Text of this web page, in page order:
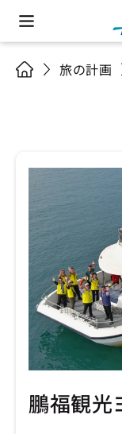
旅の計画
鵬福観光